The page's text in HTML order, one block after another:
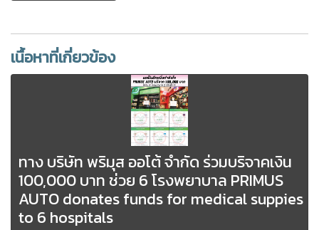
เนื้อหาที่เกี่ยวข้อง
ทาง บริษัท พริมุส ออโต้ จำกัด ร่วมบริจาคเงิน
100,000 บาท ช่วย 6 โรงพยาบาล PRIMUS
AUTO donates funds for medical suppies
to 6 hospitals